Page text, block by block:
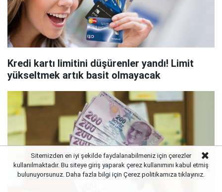
Kredi kartı limitini düşürenler yandı! Limit
yükseltmek artık basit olmayacak
Sitemizden en iyi şekilde faydalanabilmeniz için çerezler
kullanılmaktadır. Bu siteye giriş yaparak çerez kullanımını kabul etmiş
bulunuyorsunuz. Daha fazla bilgi için Çerez politikamızatıklayınız.